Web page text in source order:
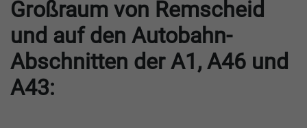
Großraum von Remscheid
und auf den Autobahn-
Abschnitten der A1, A46 und
A43: